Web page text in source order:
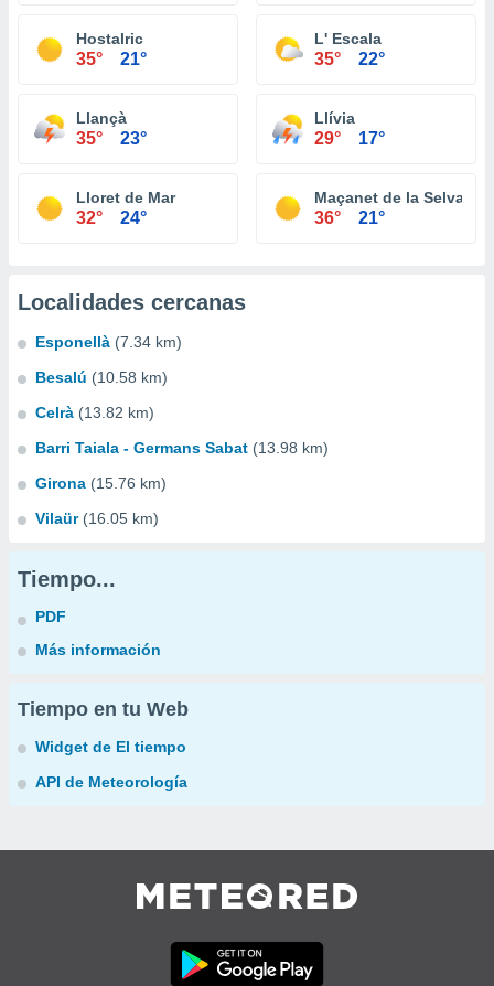
Hostalric
35° 21°
L' Escala
35° 22°
Llançà
35° 23°
Llívia
29° 17°
Lloret de Mar
32° 24°
Maçanet de la Selva
36° 21°
Localidades cercanas
Esponellà (7.34 km)
Besalú (10.58 km)
Celrà (13.82 km)
Barri Taiala - Germans Sabat (13.98 km)
Girona (15.76 km)
Vilaür (16.05 km)
Tiempo...
PDF
Más información
Tiempo en tu Web
Widget de El tiempo
API de Meteorología